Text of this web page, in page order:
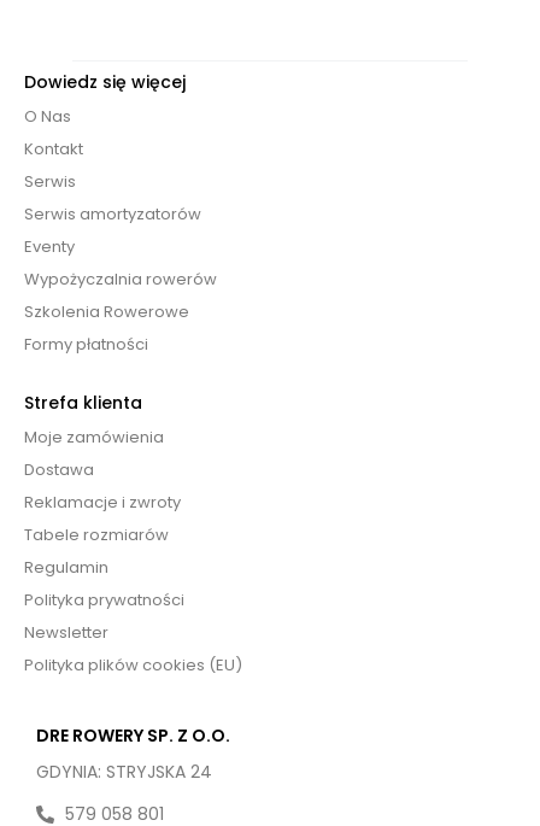
Dowiedz się więcej
O Nas
Kontakt
Serwis
Serwis amortyzatorów
Eventy
Wypożyczalnia rowerów
Szkolenia Rowerowe
Formy płatności
Strefa klienta
Moje zamówienia
Dostawa
Reklamacje i zwroty
Tabele rozmiarów
Regulamin
Polityka prywatności
Newsletter
Polityka plików cookies (EU)
DRE ROWERY SP. Z O.O.
GDYNIA: STRYJSKA 24
579 058 801